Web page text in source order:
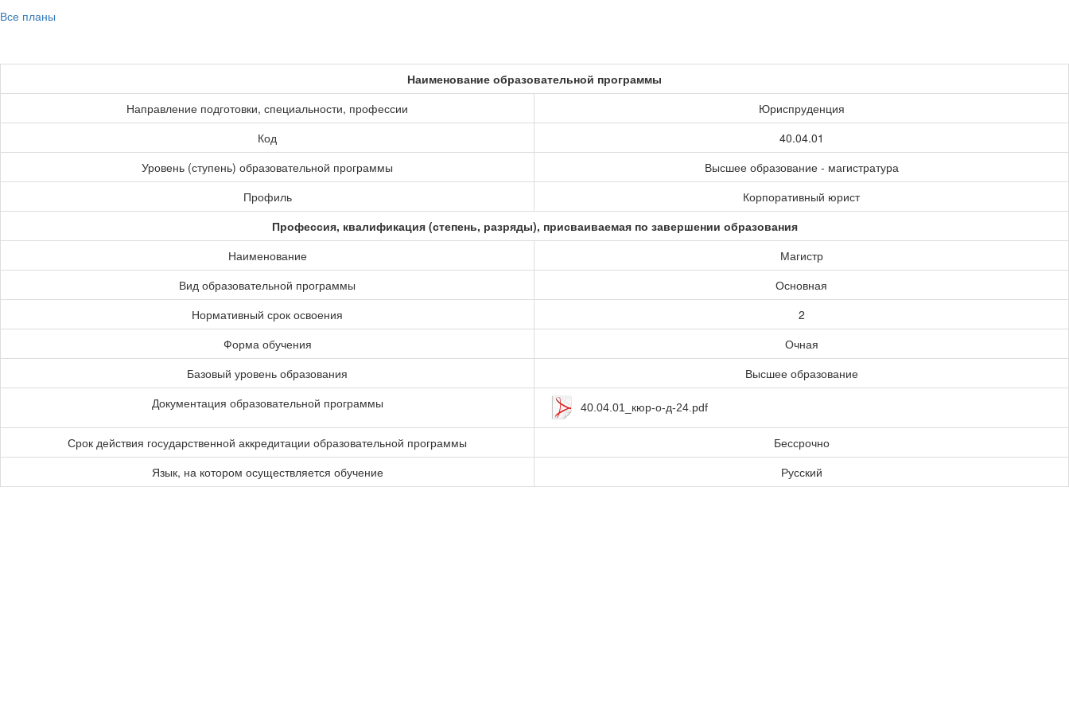
Все планы
Наименование образовательной программы
Направление подготовки, специальности, профессии
Юриспруденция
Код
40.04.01
Уровень (ступень) образовательной программы
Высшее образование - магистратура
Профиль
Корпоративный юрист
Профессия, квалификация (степень, разряды), присваиваемая по завершении образования
Наименование
Магистр
Вид образовательной программы
Основная
Нормативный срок освоения
2
Форма обучения
Очная
Базовый уровень образования
Высшее образование
Документация образовательной программы
40.04.01_кюр-о-д-24.pdf
Срок действия государственной аккредитации образовательной программы
Бессрочно
Язык, на котором осуществляется обучение
Русский